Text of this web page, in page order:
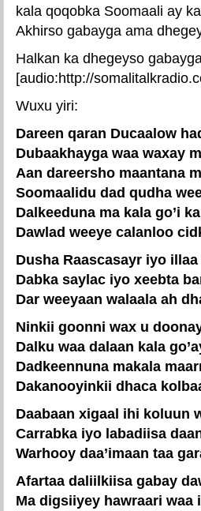
kala qoqobka Soomaali ay
Akhirso gabayga ama
Halkan ka dhegeyso
[audio:http://
Wuxu yiri:
Dareen qaran Ducaalow
Dubaakhayga waa waxay
Aan dareersho maantana
Soomaalidu dad qudha
Dalkeeduna ma kala go’i
Dawlad weeye calanloo
Dusha Raascasayr iyo
Dabka saylac iyo xeebta
Dar weeyaan walaala ah
Ninkii goonni wax u
Dalku waa dalaan kala
Dadkeennuna makala
Dakanooyinkii dhaca
Daabaan xigaal ihi koluun
Carrabka iyo labadiisa
Warhooy daa’imaan taa
Afartaa daliilkiisa gabay
Ma digsiiyey hawraari waa